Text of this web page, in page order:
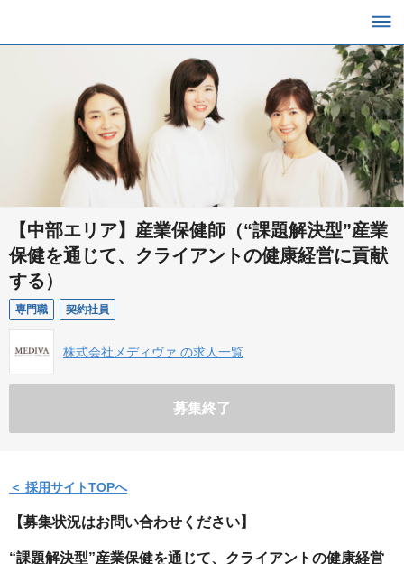
【中部エリア】産業保健師（“課題解決型”産業
保健を通じて、クライアントの健康経営に貢献
する）
専門職 契約社員
株式会社メディヴァ の求人一覧
募集終了
＜ 採用サイトTOPへ
【募集状況はお問い合わせください】
“課題解決型”産業保健を通じて、クライアントの健康経営